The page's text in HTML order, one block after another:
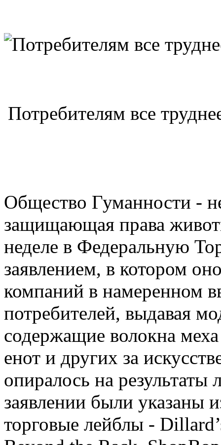
Потребителям все
Общество Гуманности -
защищающая права
неделе в Федеральную
заявлением, в котором
компаний в намеренном
потребителей, выдавая
содержащие волокна
енот и других за
опиралось на результаты
заявлении были
торговые лейблы -